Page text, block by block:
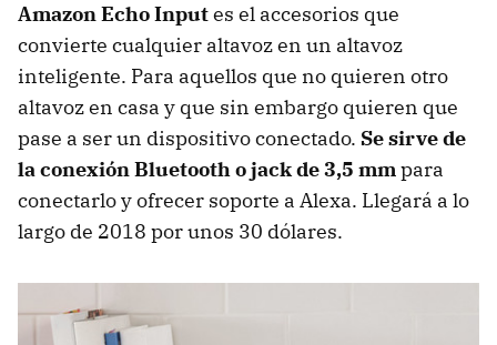
Amazon Echo Inputes el accesorios que
convierte cualquier altavoz en un altavoz
inteligente. Para aquellos que no quieren otro
altavoz en casa y que sin embargo quieren que
pase a ser un dispositivo conectado. Se sirve de
la conexión Bluetooth o jack de 3,5 mmpara
conectarlo y ofrecer soporte a Alexa. Llegará a lo
largo de 2018 por unos 30 dólares.